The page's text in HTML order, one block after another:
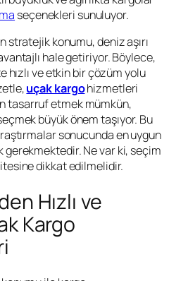
seçenekleri sunuluyor.
stratejik konumu, deniz aşırı
hale getiriyor. Böylece,
hızlı ve etkin bir çözüm yolu
uçak kargohizmetleri
tasarruf etmek mümkün,
büyük önem taşıyor. Bu
sonucunda en uygun
Ne var ki, seçim
dikkat edilmelidir.
Hızlı ve
Kargo